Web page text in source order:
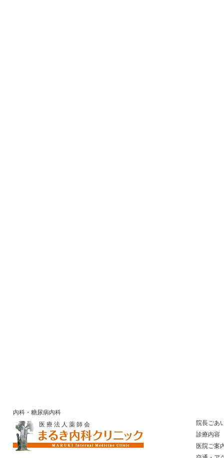
内科・糖尿病内科
医 療 法 人 薬 師 会
院長ごあ
診療内容
医院ご案